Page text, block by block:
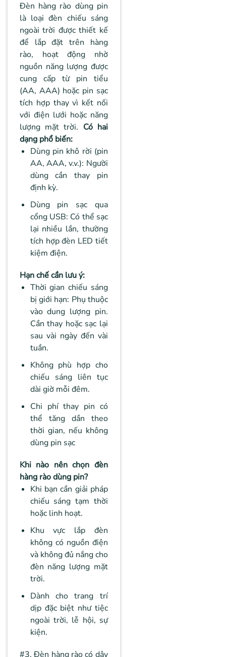
Đèn hàng rào dùng pin
là loại đèn chiếu sáng
ngoài trời được thiết kế
để lắp đặt trên hàng
rào, hoạt động nhờ
nguồn năng lượng được
cung cấp từ pin tiểu
(AA, AAA) hoặc pin sạc
tích hợp thay vì kết nối
với điện lưới hoặc năng
lượng mặt trời. Có hai
dạng phổ biến:
Dùng pin khô rời (pin
AA, AAA, v.v.): Người
dùng cần thay pin
định kỳ.
Dùng pin sạc qua
cổng USB: Có thể sạc
lại nhiều lần, thường
tích hợp đèn LED tiết
kiệm điện.
Hạn chế cần lưu ý:
Thời gian chiếu sáng
bị giới hạn: Phụ thuộc
vào dung lượng pin.
Cần thay hoặc sạc lại
sau vài ngày đến vài
tuần.
Không phù hợp cho
chiếu sáng liên tục
dài giờ mỗi đêm.
Chi phí thay pin có
thể tăng dần theo
thời gian, nếu không
dùng pin sạc
Khi nào nên chọn đèn
hàng rào dùng pin?
Khi bạn cần giải pháp
chiếu sáng tạm thời
hoặc linh hoạt.
Khu vực lắp đèn
không có nguồn điện
và không đủ nắng cho
đèn năng lượng mặt
trời.
Dành cho trang trí
dịp đặc biệt như tiệc
ngoài trời, lễ hội, sự
kiện.
#3. Đèn hàng rào có dây